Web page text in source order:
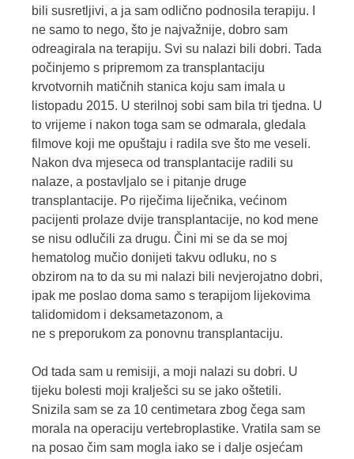
bili susretljivi, a ja sam odlično podnosila terapiju. I
ne samo to nego, što je najvažnije, dobro sam
odreagirala na terapiju. Svi su nalazi bili dobri. Tada
počinjemo s pripremom za transplantaciju
krvotvornih matičnih stanica koju sam imala u
listopadu 2015. U sterilnoj sobi sam bila tri tjedna. U
to vrijeme i nakon toga sam se odmarala, gledala
filmove koji me opuštaju i radila sve što me veseli.
Nakon dva mjeseca od transplantacije radili su
nalaze, a postavljalo se i pitanje druge
transplantacije. Po riječima liječnika, većinom
pacijenti prolaze dvije transplantacije, no kod mene
se nisu odlučili za drugu. Čini mi se da se moj
hematolog mučio donijeti takvu odluku, no s
obzirom na to da su mi nalazi bili nevjerojatno dobri,
ipak me poslao doma samo s terapijom lijekovima
talidomidom i deksametazonom, a
ne s preporukom za ponovnu transplantaciju.
Od tada sam u remisiji, a moji nalazi su dobri. U
tijeku bolesti moji kralješci su se jako oštetili.
Snizila sam se za 10 centimetara zbog čega sam
morala na operaciju vertebroplastike. Vratila sam se
na posao čim sam mogla iako se i dalje osjećam